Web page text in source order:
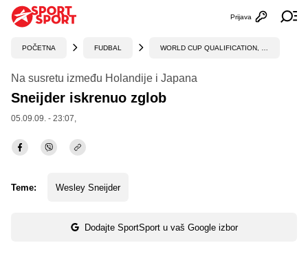
Otvori
Prijava
POČETNA FUDBAL
Na susretu između Holandije i Japana
Sneijder iskrenuo zglob
05.09.09. - 23:07,
Teme: Wesley Sneijder
Dodajte SportSport u vaš Google izbor